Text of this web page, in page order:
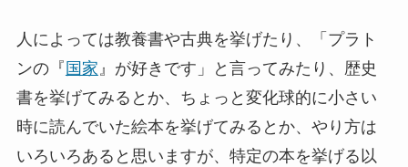
人によっては教養書や古典を挙げたり、「プラト
ンの『 国家』が好きです」と言ってみたり、歴史
書を挙げてみるとか、ちょっと変化球的に小さい
時に読んでいた絵本を挙げてみるとか、やり方は
いろいろあると思いますが、特定の本を挙げる以